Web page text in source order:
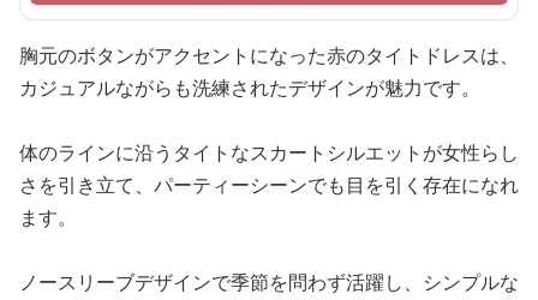
胸元のボタンがアクセントになった赤のタイトドレスは、
カジュアルながらも洗練されたデザインが魅力です。
体のラインに沿うタイトなスカートシルエットが女性らし
さを引き立て、パーティーシーンでも目を引く存在になれ
ます。
ノースリーブデザインで季節を問わず活躍し、シンプルな